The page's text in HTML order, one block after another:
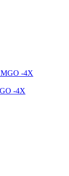
-4Х